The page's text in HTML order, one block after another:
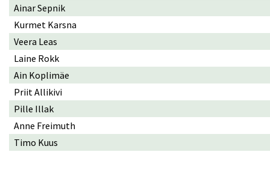
Ainar Sepnik
Kurmet Karsna
Veera Leas
Laine Rokk
Ain Koplimäe
Priit Allikivi
Pille Illak
Anne Freimuth
Timo Kuus